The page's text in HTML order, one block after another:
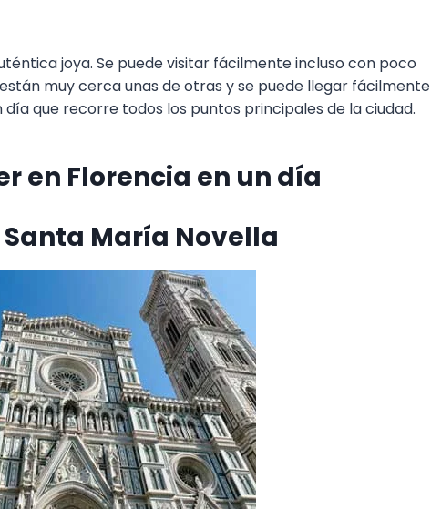
joya. Se puede visitar fácilmente incluso con poco
muy cerca unas de otras y se puede llegar fácilmente
que recorre todos los puntos principales de la ciudad.
en Florencia en un día
María Novella